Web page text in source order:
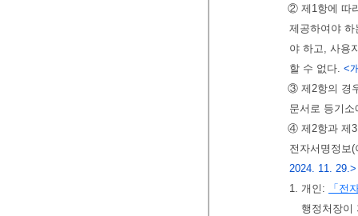
② 제1항에 따
제공하여야
야 하고, 사용
할 수 없다. <
③ 제2항의 경
문서로 등기
④ 제2항과 제3
전자서명정보
2024. 11. 29.>
1. 개인:
「전
행정처장이